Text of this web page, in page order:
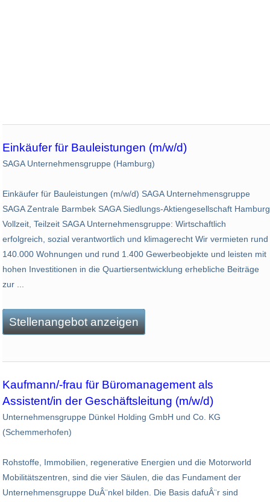
Einkäufer für Bauleistungen (m/w/d)
SAGA Unternehmensgruppe (Hamburg)
Einkäufer für Bauleistungen (m/w/d) SAGA Unternehmensgruppe
SAGA Zentrale Barmbek SAGA Siedlungs-Aktiengesellschaft Hamburg
Vollzeit, Teilzeit SAGA Unternehmensgruppe: Wirtschaftlich
erfolgreich, sozial verantwortlich und klimagerecht Wir vermieten rund
140.000 Wohnungen und rund 1.400 Gewerbeobjekte und leisten mit
hohen Investitionen in die Quartiersentwicklung erhebliche Beiträge
zur ...
Stellenangebot anzeigen
Kaufmann/-frau für Büromanagement als
Assistent/in der Geschäftsleitung (m/w/d)
Unternehmensgruppe Dünkel Holding GmbH und Co. KG
(Schemmerhofen)
Rohstoffe, Immobilien, regenerative Energien und die Motorworld
Mobilitätszentren, sind die vier Säulen, die das Fundament der
Unternehmensgruppe DuÂ¨nkel bilden. Die Basis dafuÂ¨r sind